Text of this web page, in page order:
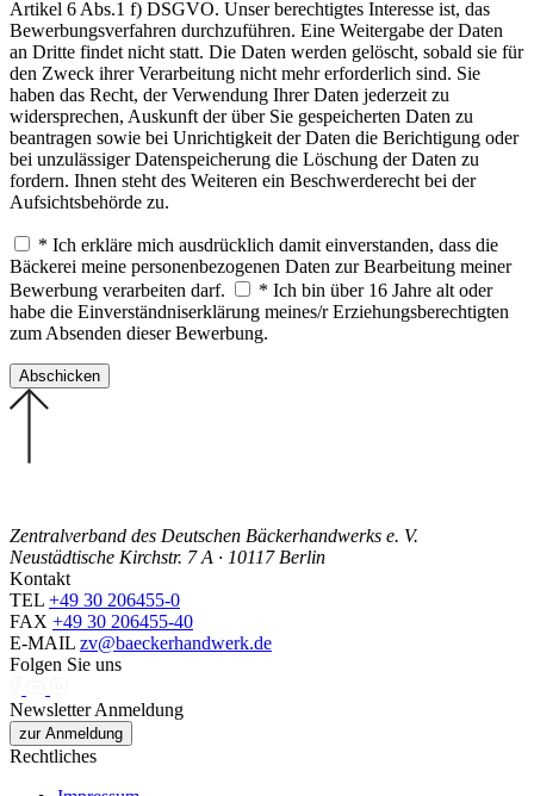
Artikel 6 Abs.1 f) DSGVO. Unser berechtigtes Interesse ist, das
Bewerbungsverfahren durchzuführen. Eine Weitergabe der Daten
an Dritte findet nicht statt. Die Daten werden gelöscht, sobald sie für
den Zweck ihrer Verarbeitung nicht mehr erforderlich sind. Sie
haben das Recht, der Verwendung Ihrer Daten jederzeit zu
widersprechen, Auskunft der über Sie gespeicherten Daten zu
beantragen sowie bei Unrichtigkeit der Daten die Berichtigung oder
bei unzulässiger Datenspeicherung die Löschung der Daten zu
fordern. Ihnen steht des Weiteren ein Beschwerderecht bei der
Aufsichtsbehörde zu.
* Ich erkläre mich ausdrücklich damit einverstanden, dass die
Bäckerei meine personenbezogenen Daten zur Bearbeitung meiner
Bewerbung verarbeiten darf.
* Ich bin über 16 Jahre alt oder
habe die Einverständniserklärung meines/r Erziehungsberechtigten
zum Absenden dieser Bewerbung.
Zentralverband des Deutschen Bäckerhandwerks e. V.
Neustädtische Kirchstr. 7 A · 10117 Berlin
Kontakt
TEL +49 30 206455-0
FAX +49 30 206455-40
E-MAIL zv@baeckerhandwerk.de
Folgen Sie uns
Newsletter Anmeldung
zur Anmeldung
Rechtliches